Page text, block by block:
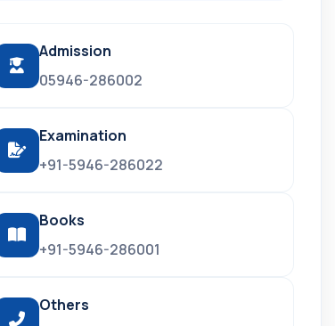
Admission
05946-286002
Examination
+91-5946-286022
Books
+91-5946-286001
Others